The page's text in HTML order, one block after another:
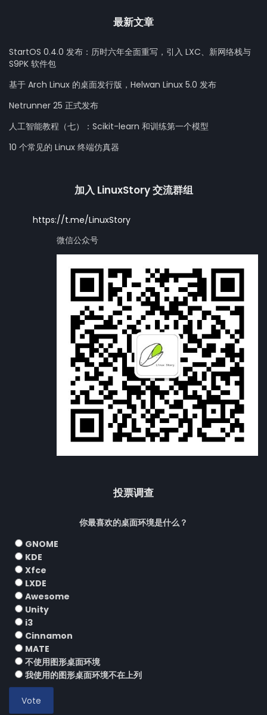
最新文章
StartOS 0.4.0 发布：历时六年全面重写，引入 LXC、新网络栈与
S9PK 软件包
基于 Arch Linux 的桌面发行版，Helwan Linux 5.0 发布
Netrunner 25 正式发布
人工智能教程（七）：Scikit-learn 和训练第一个模型
10 个常见的 Linux 终端仿真器
加入 LinuxStory 交流群组
https://t.me/LinuxStory
微信公众号
投票调查
你最喜欢的桌面环境是什么？
GNOME
KDE
Xfce
LXDE
Awesome
Unity
i3
Cinnamon
MATE
不使用图形桌面环境
我使用的图形桌面环境不在上列